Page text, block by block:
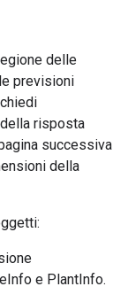
delle
previsioni
risposta
successiva
della
e PlantInfo.